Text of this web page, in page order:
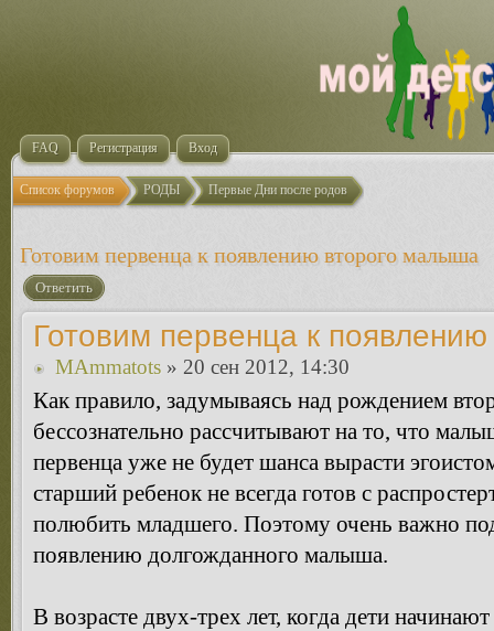
FAQ Регистрация Вход
Список форумов РОДЫ Первые Дни после родов
Готовим первенца к появлению второго малыша
Ответить
Готовим первенца к
MAmmatots » 20 сен 2012, 14:30
Как правило, задумываясь над рождением
бессознательно рассчитывают на то, что
первенца уже не будет шанса вырасти
старший ребенок не всегда готов с
полюбить младшего. Поэтому очень важно
появлению долгожданного малыша.
В возрасте двух-трех лет, когда дети